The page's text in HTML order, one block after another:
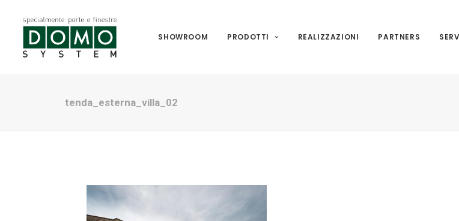
SHOWROOM PRODOTTI REALIZZAZIONI PARTNERS
tenda_esterna_villa_02